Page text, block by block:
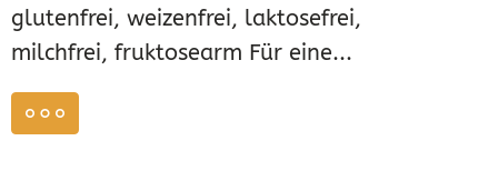
glutenfrei, weizenfrei, laktosefrei,
milchfrei, fruktosearm Für eine...